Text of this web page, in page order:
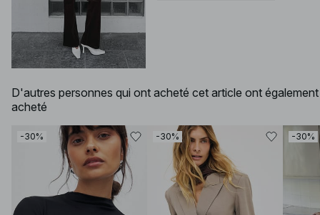
D'autres personnes qui ont acheté cet article ont également
acheté
-30% -30% -30%